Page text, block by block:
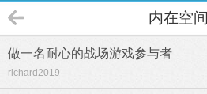
内在空间
做一名耐心的战场游戏参与者
richard2019